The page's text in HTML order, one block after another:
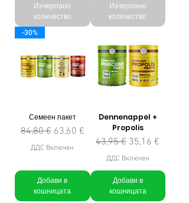
Изчерпано
количество
Изчерпано
количество
-30%
Семеен пакет
Редовна цена
84,80 € Продажна цена
63,60 €
ДДС Включен
Добави в
кошницата
Dennenappel +
Propolis
Редовна цена
43,95 € Продажна цена
35,16 €
ДДС Включен
Добави в
кошницата